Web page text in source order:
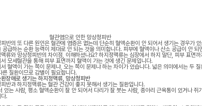
염으로 인한 망상청피반
피반의 또 다른 원인은 혈관에 염증은 없는데 단순히 혈액순환이 안 되어서 생기는 경우가
공급하는 순환 능력이 제대로 안 되는 것을 의미합니다. 피부에 혈액이나 산소 공급이 안
류와 망상청피반의 차이점, 이해하셨나요? 하지정맥류는 심장에서 하지 말단, 피부 표면
모세혈관을 통해 피부 표면까지 혈액이 가는 것에 생긴 문제입니다.
혈액이 가는 쪽이 문제냐, 오는 쪽이 문제냐 하는 차이가 있습니다. 넓은 의미에서는 두
른 질환이므로 감별이 필요합니다.
장애로 생기는 하지정맥류, 망상청피반
피반과 하지정맥류는 혈관 건강이 좋지 못해서 생기는 질환입니다.
있는 사람, 평소 혈액순환이 잘 안 되어서 다리가 잘 붓는 사람, 종아리 근육통이 있거나
다.